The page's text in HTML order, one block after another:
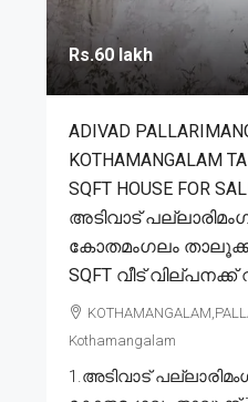
Rs.60 lakh
ADIVAD
KOTHAMANGALAM
SQFT HOUSE FOR
അടിവാട്
കോതമംഗലം
SQFT വീട് വില്പനക്ക്
Kothamangalam
1.അടിവാട്